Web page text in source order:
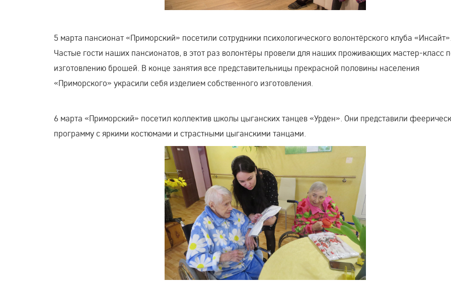
5 марта пансионат «Приморский» посетили сотрудники психологического волонтёрского клуба
Частые гости наших пансионатов, в этот раз волонтёры провели для наших проживающих мастер-класс
изготовлению брошей. В конце занятия все представительницы прекрасной половины населения
«Приморского» украсили себя изделием собственного изготовления.
6 марта «Приморский» посетил коллектив школы цыганских танцев «Урден». Они представили
программу с яркими костюмами и страстными цыганскими танцами.